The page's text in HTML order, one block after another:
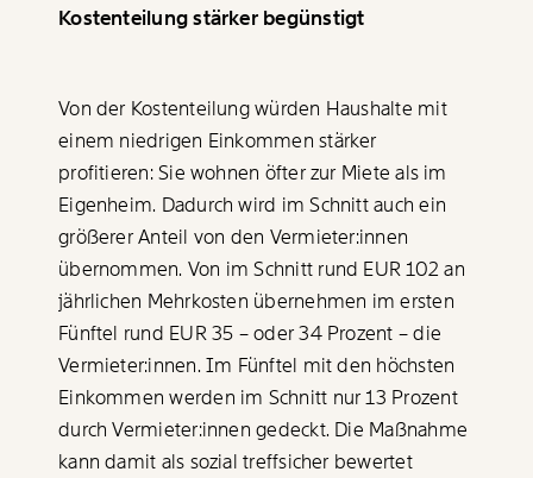
Kostenteilung stärker begünstigt
Von der Kostenteilung würden Haushalte mit
einem niedrigen Einkommen stärker
profitieren: Sie wohnen öfter zur Miete als im
Eigenheim. Dadurch wird im Schnitt auch ein
größerer Anteil von den Vermieter:innen
übernommen. Von im Schnitt rund EUR 102 an
jährlichen Mehrkosten übernehmen im ersten
Fünftel rund EUR 35 – oder 34 Prozent – die
Vermieter:innen. Im Fünftel mit den höchsten
Einkommen werden im Schnitt nur 13 Prozent
durch Vermieter:innen gedeckt. Die Maßnahme
kann damit als sozial treffsicher bewertet